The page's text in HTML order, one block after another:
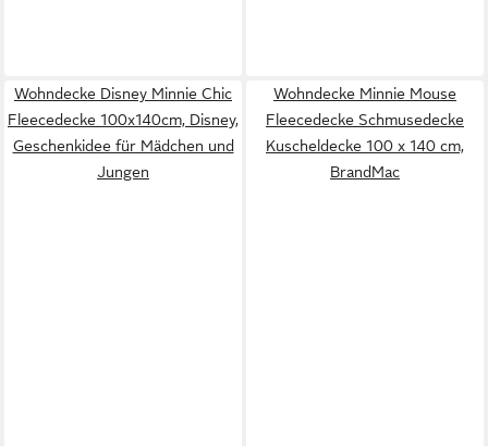
Wohndecke Disney Minnie Chic
Fleecedecke 100x140cm, Disney,
Geschenkidee für Mädchen und
Jungen
Wohndecke Minnie Mouse
Fleecedecke Schmusedecke
Kuscheldecke 100 x 140 cm,
BrandMac